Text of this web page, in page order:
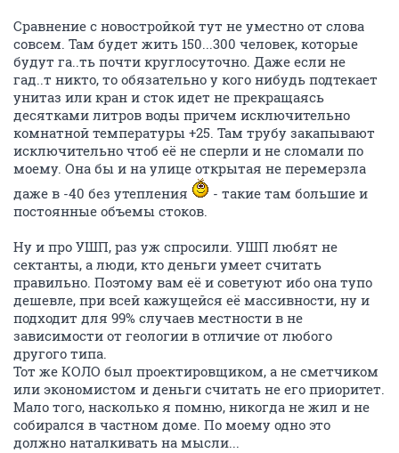
Сравнение с новостройкой тут не уместно от слова
совсем. Там будет жить 150...300 человек, которые
будут га..ть почти круглосуточно. Даже если не
гад..т никто, то обязательно у кого нибудь подтекает
унитаз или кран и сток идет не прекращаясь
десятками литров воды причем исключительно
комнатной температуры +25. Там трубу закапывают
исключительно чтоб её не сперли и не сломали по
моему. Она бы и на улице открытая не перемерзла
даже в -40 без утепления
- такие там большие и
постоянные объемы стоков.
Ну и про УШП, раз уж спросили. УШП любят не
сектанты, а люди, кто деньги умеет считать
правильно. Поэтому вам её и советуют ибо она тупо
дешевле, при всей кажущейся её массивности, ну и
подходит для 99% случаев местности в не
зависимости от геологии в отличие от любого
другого типа.
Тот же КОЛО был проектировщиком, а не сметчиком
или экономистом и деньги считать не его приоритет.
Мало того, насколько я помню, никогда не жил и не
собирался в частном доме. По моему одно это
должно наталкивать на мысли...